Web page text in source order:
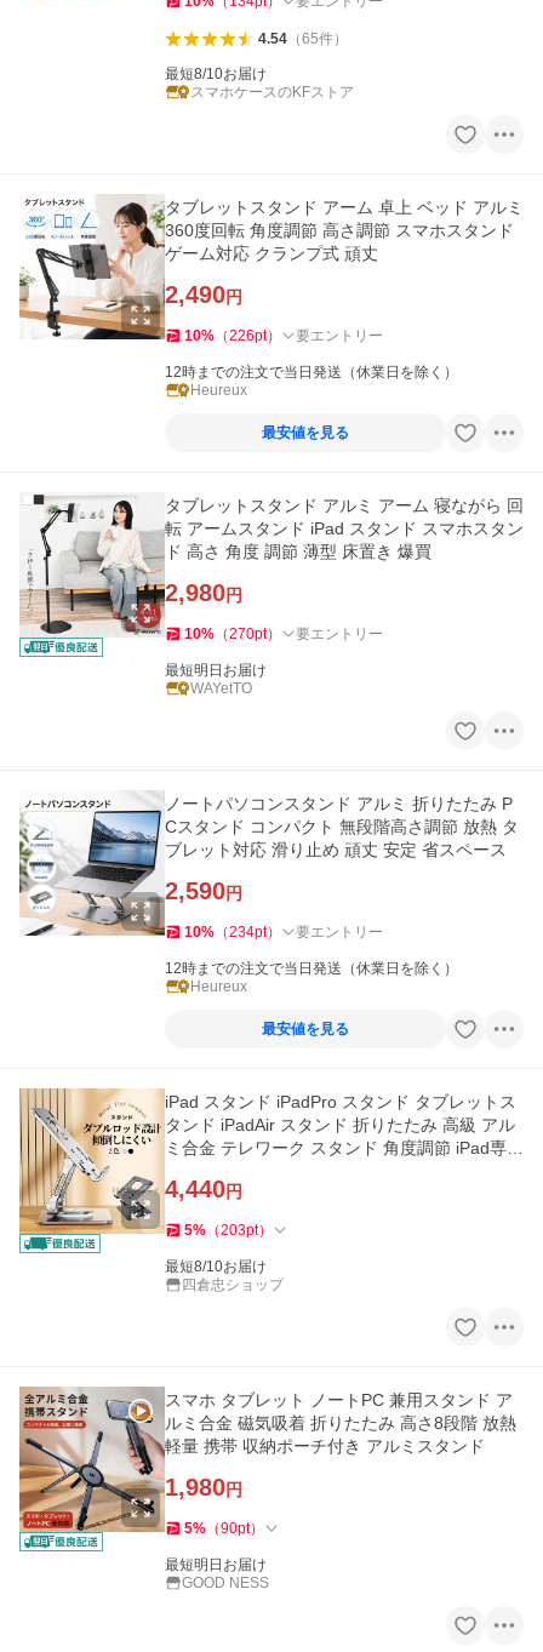
4.54（65件）
最短8/10お届け
スマホケースのKFストア
タブレットスタンド アーム 卓上 ベッド アルミ
360度回転 角度調節 高さ調節 スマホスタンド
ゲーム対応 クランプ式 頑丈
2,490円
10% （226pt） 要エントリー
12時までの注文で当日発送（休業日を除く）
Heureux
最安値を見る
タブレットスタンド アルミ アーム 寝ながら 回
転 アームスタンド iPad スタンド スマホスタン
ド 高さ 角度 調節 薄型 床置き 爆買
2,980円
10% （270pt） 要エントリー
最短明日お届け
WAYetTO
ノートパソコンスタンド アルミ 折りたたみ P
Cスタンド コンパクト 無段階高さ調節 放熱 タ
ブレット対応 滑り止め 頑丈 安定 省スペース
2,590円
10% （234pt） 要エントリー
12時までの注文で当日発送（休業日を除く）
Heureux
最安値を見る
iPad スタンド iPadPro スタンド タブレットス
タンド iPadAir スタンド 折りたたみ 高級 アル
ミ合金 テレワーク スタンド 角度調節 iPad専用
4,440円
5% （203pt）
最短8/10お届け
四倉忠ショップ
スマホ タブレット ノートPC 兼用スタンド ア
ルミ合金 磁気吸着 折りたたみ 高さ8段階 放熱
軽量 携帯 収納ポーチ付き アルミスタンド
1,980円
5% （90pt）
最短明日お届け
GOOD NESS